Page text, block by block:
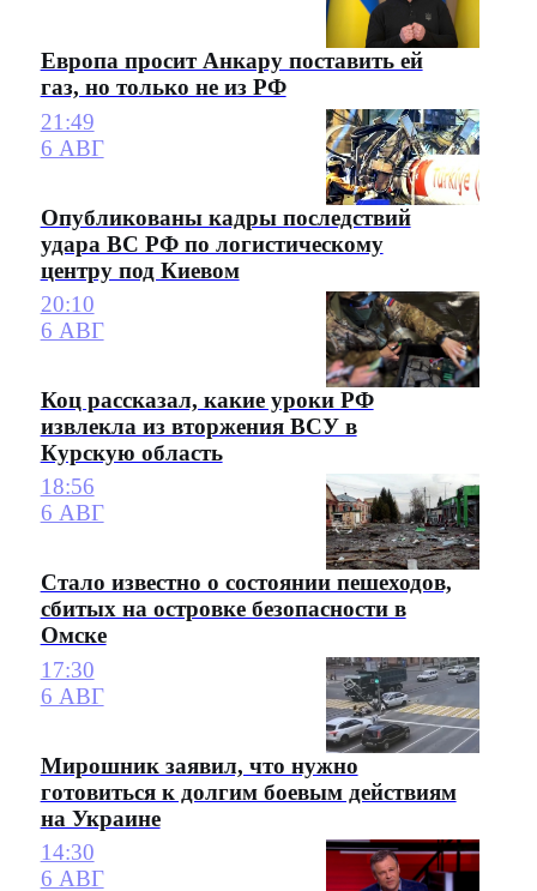
Европа просит Анкару поставить ей
газ, но только не из РФ
21:49
6 АВГ
Опубликованы кадры последствий
удара ВС РФ по логистическому
центру под Киевом
20:10
6 АВГ
Коц рассказал, какие уроки РФ
извлекла из вторжения ВСУ в
Курскую область
18:56
6 АВГ
Стало известно о состоянии пешеходов,
сбитых на островке безопасности в
Омске
17:30
6 АВГ
Мирошник заявил, что нужно
готовиться к долгим боевым действиям
на Украине
14:30
6 АВГ